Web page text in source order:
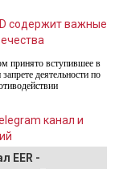
содержит важные
принято вступившее в
деятельности по
канал и
EER -